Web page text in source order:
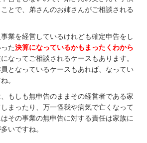
とで、弟さんのお姉さんがご相談される
業を経営しているけれども確定申告をし
た決算になっているかもまったくわから
なってご相談されるケースもあります。
となっているケースもあれば、なってい
。
もしも無申告のままその経営者である家
まったり、万一怪我や病気で亡くなって
その事業の無申告に対する責任は家族に
いですね。